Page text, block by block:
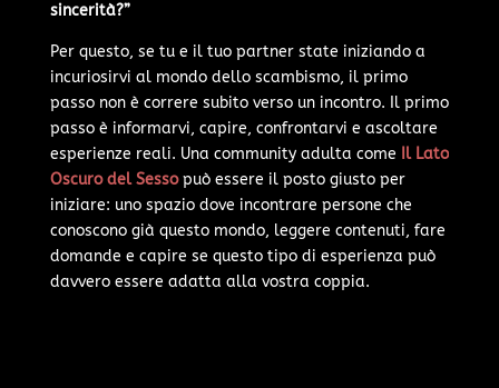
sincerità?”
Per questo, se tu e il tuo partner state iniziando a
incuriosirvi al mondo dello scambismo, il primo
passo non è correre subito verso un incontro. Il primo
passo è informarvi, capire, confrontarvi e ascoltare
esperienze reali. Una community adulta come Il Lato
Oscuro del Sessopuò essere il posto giusto per
iniziare: uno spazio dove incontrare persone che
conoscono già questo mondo, leggere contenuti, fare
domande e capire se questo tipo di esperienza può
davvero essere adatta alla vostra coppia.